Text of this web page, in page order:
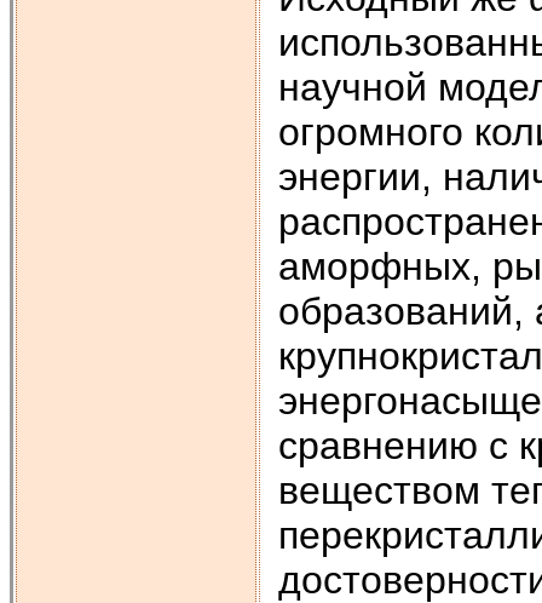
научной
огромного
энергии,
аморфных,
образований,
сравнению с
веществом